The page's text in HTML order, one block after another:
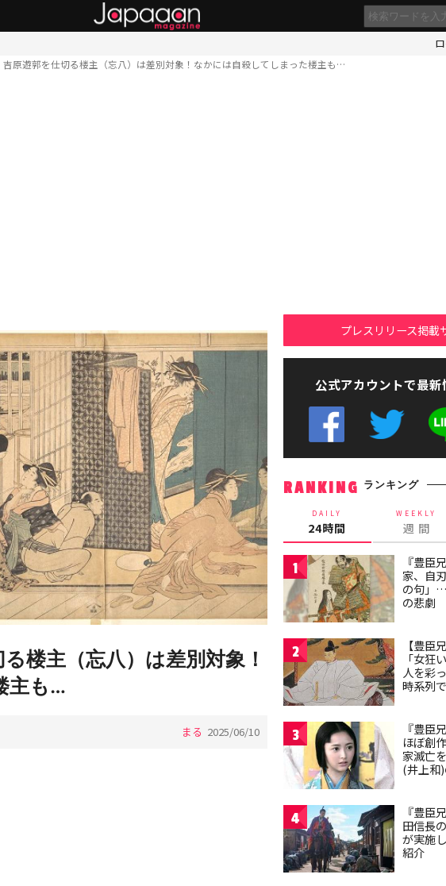
吉原遊郭を仕切る楼主（忘八）は差別対象！なかには自殺してしまった楼主も…
楼主（忘八）は差別対象！
主も…
まる 2025/06/10
プレスリリース掲載
公式アカウントで最新
RANKING ランキング
DAILY
24時間
WEEKLY
週 間
1
『豊臣
家、自
の句」
の悲劇
2
【豊臣
「女狂
人を彩
時系列
3
『豊臣
ほぼ創
家滅亡
(井上和
4
『豊臣
田信長
が実施
紹介